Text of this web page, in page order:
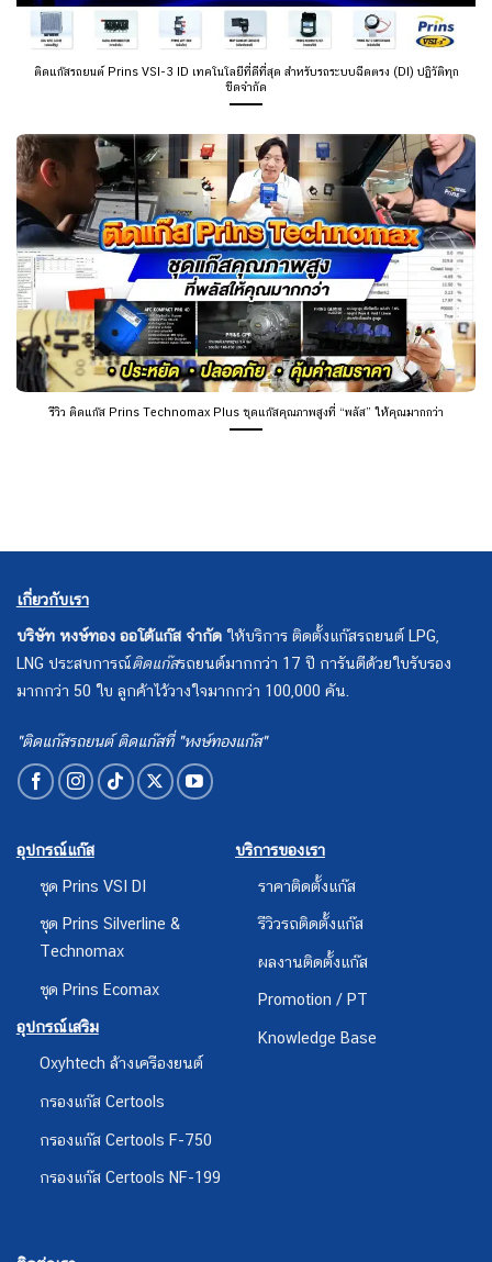
ติดแก๊สรถยนต์ Prins VSI-3 ID เทคโนโลยีที่ดีที่สุด สำหรับรถระบบฉีดตรง (DI) ปฏิวัติทุก
ขีดจำกัด
รีวิว ติดแก๊ส Prins Technomax Plus ชุดแก๊สคุณภาพสูงที่ “พลัส” ให้คุณมากกว่า
เกี่ยวกับเรา
บริษัท หงษ์ทอง ออโต้แก๊ส จำกัด ให้บริการ ติดตั้งแก๊สรถยนต์ LPG,
LNG ประสบการณ์ติดแก๊สรถยนต์มากกว่า 17 ปี การันตีด้วยใบรับรอง
มากกว่า 50 ใบ ลูกค้าไว้วางใจมากกว่า 100,000 คัน.
"ติดแก๊สรถยนต์ ติดแก๊สที่ "หงษ์ทองแก๊ส"
อุปกรณ์แก๊ส
ชุด Prins VSI DI
ชุด Prins Silverline &
Technomax
ชุด Prins Ecomax
อุปกรณ์เสริม
Oxyhtech ล้างเครืองยนต์
กรองแก๊ส Certools
กรองแก๊ส Certools F-750
กรองแก๊ส Certools NF-199
บริการของเรา
ราคาติดตั้งแก๊ส
รีวิวรถติดตั้งแก๊ส
ผลงานติดตั้งแก๊ส
Promotion / PT
Knowledge Base